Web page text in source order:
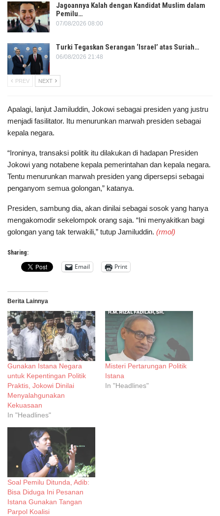
Jagoannya Kalah dengan Kandidat Muslim dalam
Pemilu…
07/08/2026 08:00
Turki Tegaskan Serangan ‘Israel’ atas Suriah…
06/08/2026 21:48
PREV NEXT
Apalagi, lanjut Jamiluddin, Jokowi sebagai presiden yang justru
menjadi fasilitator. Itu menurunkan marwah presiden sebagai
kepala negara.
“Ironinya, transaksi politik itu dilakukan di hadapan Presiden
Jokowi yang notabene kepala pemerintahan dan kepala negara.
Tentu menurunkan marwah presiden yang dipersepsi sebagai
penganyom semua golongan,” katanya.
Presiden, sambung dia, akan dinilai sebagai sosok yang hanya
mengakomodir sekelompok orang saja. “Ini menyakitkan bagi
golongan yang tak terwakili,” tutup Jamiluddin. (rmol)
Sharing:
Email Print
Berita Lainnya
Gunakan Istana Negara
untuk Kepentingan Politik
Praktis, Jokowi Dinilai
Menyalahgunakan
Kekuasaan
In "Headlines"
Misteri Pertarungan Politik
Istana
In "Headlines"
Soal Pemilu Ditunda, Adib:
Bisa Diduga Ini Pesanan
Istana Gunakan Tangan
Parpol Koalisi